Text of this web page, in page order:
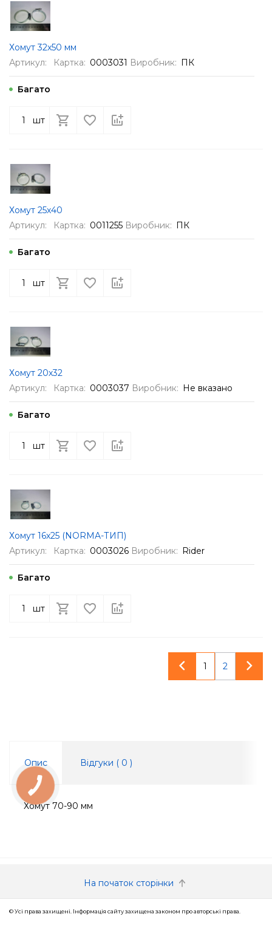
Хомут 32х50 мм
Артикул:
Картка: 0003031 Виробник: ПК
Багато
шт
Хомут 25х40
Артикул:
Картка: 0011255 Виробник: ПК
Багато
шт
Хомут 20х32
Артикул:
Картка: 0003037 Виробник: Не вказано
Багато
шт
Хомут 16х25 (NORMA-ТИП)
Артикул:
Картка: 0003026 Виробник: Rider
Багато
шт
1 2
Опис Відгуки ( 0 )
Хомут 70-90 мм
На початок сторінки
© Усі права захищені. Інформація сайту захищена законом про авторські права.
КНОПКА
ЗВ'ЯЗКУ